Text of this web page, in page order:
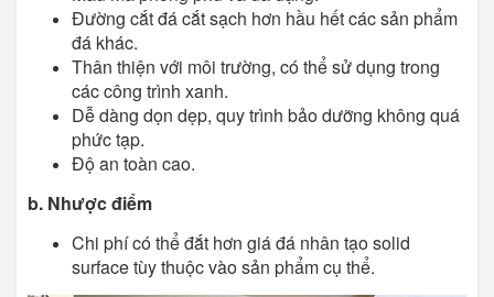
Đường cắt đá cắt sạch hơn hầu hết các sản phẩm
đá khác.
Thân thiện với môi trường, có thể sử dụng trong
các công trình xanh.
Dễ dàng dọn dẹp, quy trình bảo dưỡng không quá
phức tạp.
Độ an toàn cao.
b. Nhược điểm
Chi phí có thể đắt hơn giá đá nhân tạo solid
surface tùy thuộc vào sản phẩm cụ thể.